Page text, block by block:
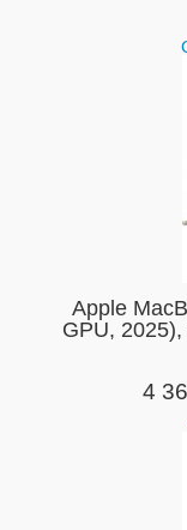
Apple
GPU,
4